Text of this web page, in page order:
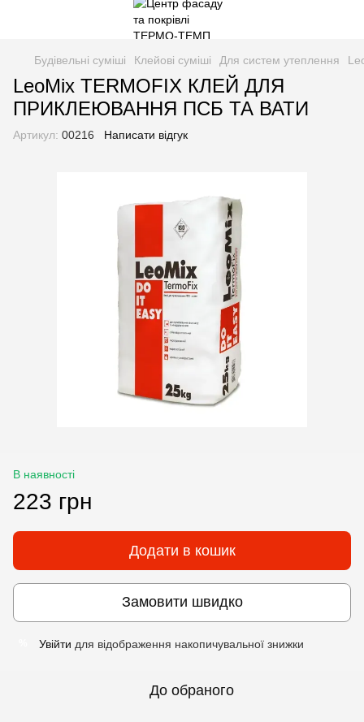
Будівельні суміші Клейові суміші Для систем утеплення
LeoMix TERMOFIX КЛЕЙ ДЛЯ
ПРИКЛЕЮВАННЯ ПСБ ТА ВАТИ
Артикул: 00216 Написати відгук
В наявності
223 грн
Додати в кошик
Замовити швидко
Увійти для відображення накопичувальної знижки
До обраного